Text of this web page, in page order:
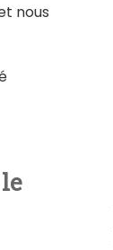
nous